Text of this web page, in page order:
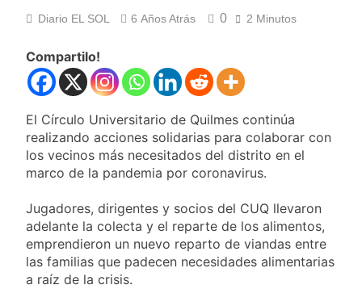
CTA profundizan su
plan de lucha con
primer nivel en la sede
de Quilmes
1 Día Atrás
La Diócesis de
Quilmes celebró la
visita del Papa León
XIV a la Argentina
2 Días Atrás
Figuras de la cultura
se sumaron a la
Congreso contra la
Ley de Propiedad
Privada
Nueva jornada
negativa para los
activos argentinos:
cayeron las acciones
en Wall Street y el
2 Días Atrás
Jorge Macri condenó
Diario EL SOL 6 Años Atrás 0 2 Minutos
Compartilo!
El Círculo Universitario de Quilmes continúa
realizando acciones solidarias para colaborar con
los vecinos más necesitados del distrito en el
marco de la pandemia por coronavirus.
Jugadores, dirigentes y socios del CUQ llevaron
adelante la colecta y el reparte de los alimentos,
emprendieron un nuevo reparto de viandas entre
las familias que padecen necesidades alimentarias
a raíz de la crisis.